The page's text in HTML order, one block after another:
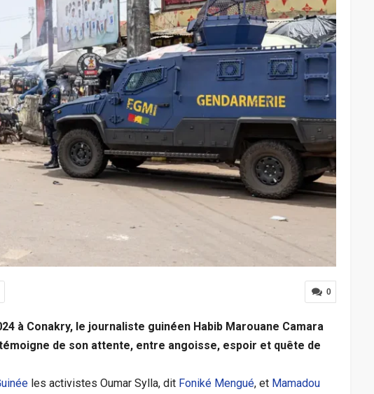
0
à Conakry, le journaliste guinéen Habib Marouane Camara
de son attente, entre angoisse, espoir et quête de
les activistes Oumar Sylla, dit Foniké Mengué, et Mamadou